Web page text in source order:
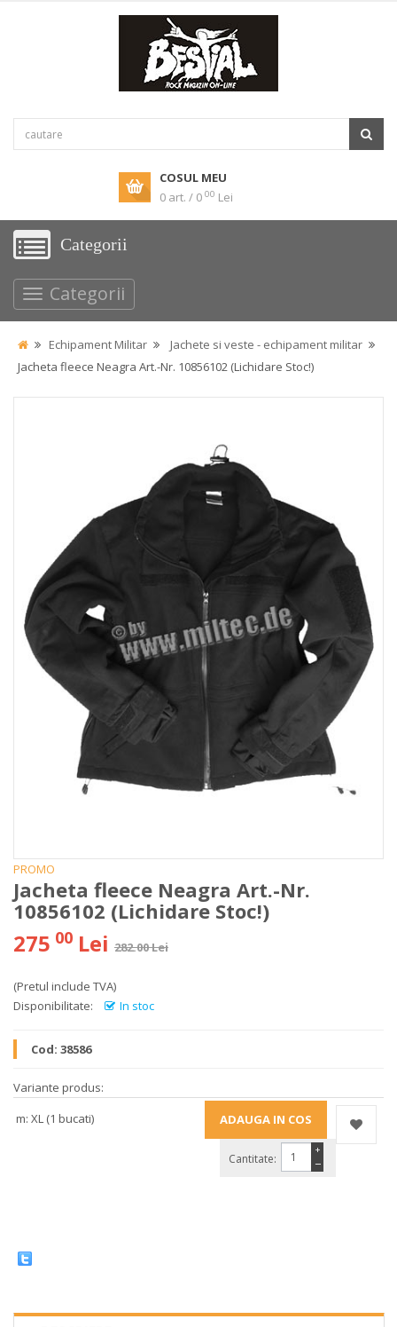
COSUL MEU
0 art. / 0 00 Lei
Categorii
Categorii
Echipament Militar
Jachete si veste - echipament militar
Jacheta fleece Neagra Art.-Nr. 10856102 (Lichidare Stoc!)
PROMO
Jacheta fleece Neagra Art.-Nr.
10856102 (Lichidare Stoc!)
275 00 Lei 282.00 Lei
(Pretul include TVA)
Disponibilitate:
In stoc
Cod: 38586
Variante produs:
m: XL (1 bucati)
Cantitate: −
+